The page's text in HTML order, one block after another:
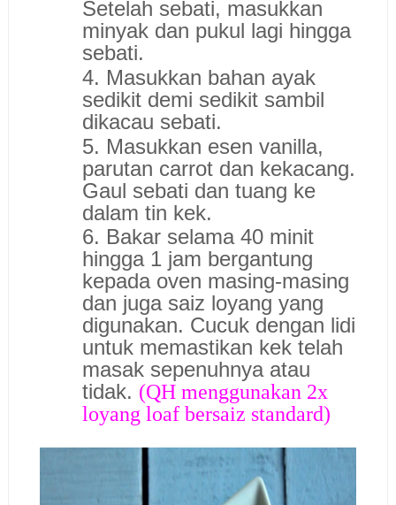
Setelah sebati, masukkan
minyak dan pukul lagi hingga
sebati.
4. Masukkan bahan ayak
sedikit demi sedikit sambil
dikacau sebati.
5. Masukkan esen vanilla,
parutan carrot dan kekacang.
Gaul sebati dan tuang ke
dalam tin kek.
6. Bakar selama 40 minit
hingga 1 jam bergantung
kepada oven masing-masing
dan juga saiz loyang yang
digunakan. Cucuk dengan lidi
untuk memastikan kek telah
masak sepenuhnya atau
tidak. (QH menggunakan 2x
loyang loaf bersaiz standard)